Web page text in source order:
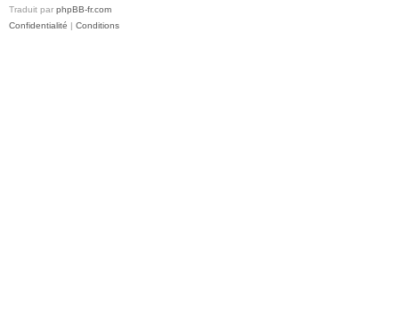
Traduit par phpBB-fr.com
Confidentialité | Conditions